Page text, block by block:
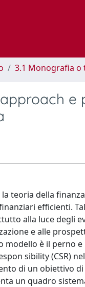
3.1 Monografia
e
teoria della
efficienti.
alla luce degli
e alle
è il perno
sibility (CSR)
di un obiettivo
un quadro